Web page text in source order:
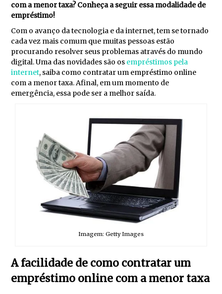
com a menor taxa? Conheça a seguir essa modalidade de
empréstimo!
Com o avanço da tecnologia e da internet, tem se tornado
cada vez mais comum que muitas pessoas estão
procurando resolver seus problemas através do mundo
digital. Uma das novidades são os empréstimos pela
internet, saiba como contratar um empréstimo online
com a menor taxa. Afinal, em um momento de
emergência, essa pode ser a melhor saída.
Imagem: Getty Images
A facilidade de como contratar um
empréstimo online com a menor taxa